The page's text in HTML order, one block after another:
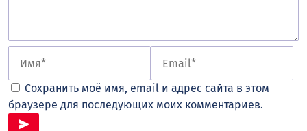
Сохранить моё имя, email и адрес сайта в этом
браузере для последующих моих комментариев.